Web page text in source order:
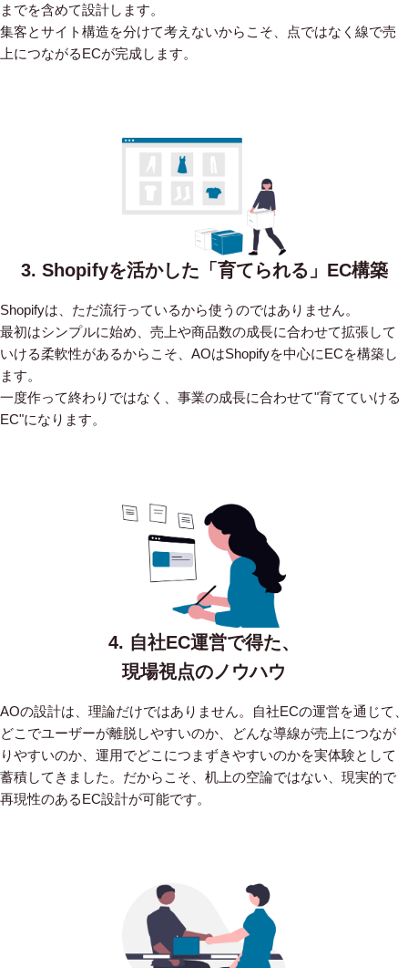
までを含めて設計します。
集客とサイト構造を分けて考えないからこそ、点ではなく線で売
上につながるECが完成します。
3. Shopifyを活かした「育てられる」EC構築
Shopifyは、ただ流行っているから使うのではありません。
最初はシンプルに始め、売上や商品数の成長に合わせて拡張して
いける柔軟性があるからこそ、AOはShopifyを中心にECを構築し
ます。
一度作って終わりではなく、事業の成長に合わせて"育てていける
EC"になります。
4. 自社EC運営で得た、
現場視点のノウハウ
AOの設計は、理論だけではありません。自社ECの運営を通じて、
どこでユーザーが離脱しやすいのか、どんな導線が売上につなが
りやすいのか、運用でどこにつまずきやすいのかを実体験として
蓄積してきました。だからこそ、机上の空論ではない、現実的で
再現性のあるEC設計が可能です。